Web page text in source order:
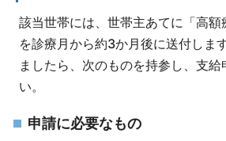
該当世帯には、世帯主あてに「高額
を診療月から約3か月後に送付しま
ましたら、次のものを持参し、支給
い。
申請に必要なもの